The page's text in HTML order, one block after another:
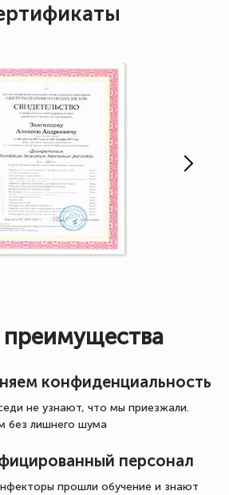
конфиденциальность
не узнают, что мы приезжали.
без лишнего шума
персонал
прошли обучение и знают